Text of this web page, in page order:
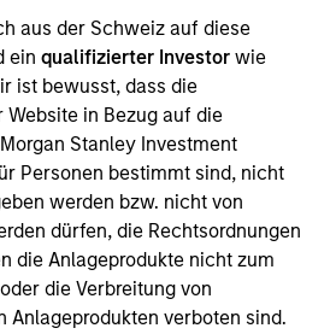
aus der Schweiz auf diese
ein qualifizierter Investor wie
ist bewusst, dass die
in Bezug auf die
Stanley Investment
Personen bestimmt sind, nicht
werden bzw. nicht von
dürfen, die Rechtsordnungen
die Anlageprodukte nicht zum
die Verbreitung von
Anlageprodukten verboten sind.
View Site
Capital